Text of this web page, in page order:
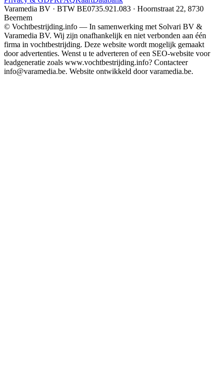
Varamedia BV · BTW BE0735.921.083 · Hoornstraat 22, 8730
Beernem
© Vochtbestrijding.info — In samenwerking met Solvari BV &
Varamedia BV. Wij zijn onafhankelijk en niet verbonden aan één
firma in vochtbestrijding. Deze website wordt mogelijk gemaakt
door advertenties. Wenst u te adverteren of een SEO-website voor
leadgeneratie zoals www.vochtbestrijding.info? Contacteer
info@varamedia.be. Website ontwikkeld door varamedia.be.